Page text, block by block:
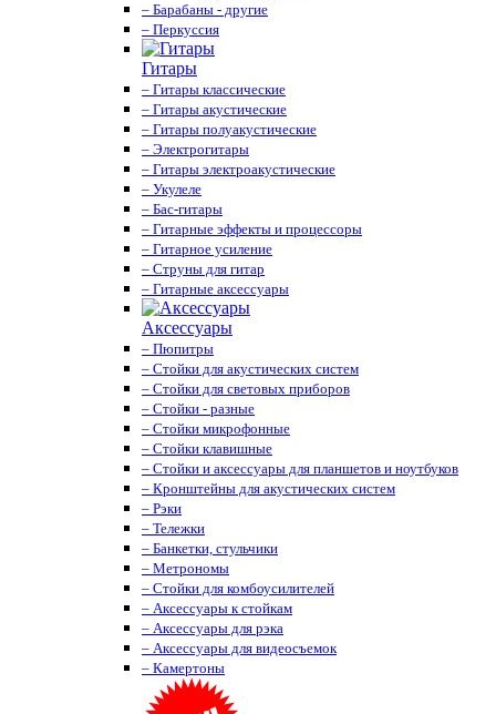
– Барабаны - другие
– Перкуссия
Гитары
– Гитары классические
– Гитары акустические
– Гитары полуакустические
– Электрогитары
– Гитары электроакустические
– Укулеле
– Бас-гитары
– Гитарные эффекты и процессоры
– Гитарное усиление
– Струны для гитар
– Гитарные аксессуары
Аксессуары
– Пюпитры
– Стойки для акустических систем
– Стойки для световых приборов
– Стойки - разные
– Стойки микрофонные
– Стойки клавишные
– Стойки и аксессуары для планшетов и ноутбуков
– Кронштейны для акустических систем
– Рэки
– Тележки
– Банкетки, стульчики
– Метрономы
– Стойки для комбоусилителей
– Аксессуары к стойкам
– Аксессуары для рэка
– Аксессуары для видеосъемок
– Камертоны